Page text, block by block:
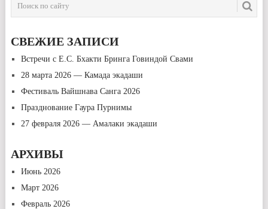
СВЕЖИЕ ЗАПИСИ
Встречи с Е.С. Бхакти Бринга Говиндой Свами
28 марта 2026 — Камада экадаши
Фестиваль Вайшнава Санга 2026
Празднование Гаура Пурнимы
27 февраля 2026 — Амалаки экадаши
АРХИВЫ
Июнь 2026
Март 2026
Февраль 2026